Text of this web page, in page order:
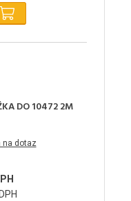
DO 10472 2M
na dotaz